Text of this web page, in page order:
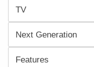
TV
Next Generation
Features